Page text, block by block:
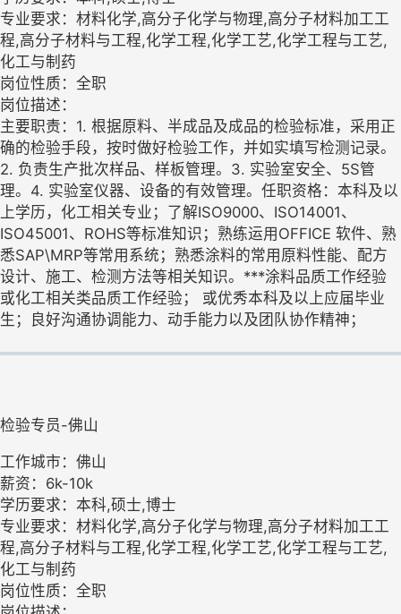
专业要求：材料化学,高分子化学与物理,高分子材料加工工
程,高分子材料与工程,化学工程,化学工艺,化学工程与工艺,
化工与制药
岗位性质：全职
岗位描述：
主要职责：1. 根据原料、半成品及成品的检验标准，采用正
确的检验手段，按时做好检验工作，并如实填写检测记录。
2. 负责生产批次样品、样板管理。3. 实验室安全、5S管
理。4. 实验室仪器、设备的有效管理。任职资格：本科及以
上学历，化工相关专业；了解ISO9000、ISO14001、
ISO45001、ROHS等标准知识；熟练运用OFFICE 软件、熟
悉SAP\MRP等常用系统；熟悉涂料的常用原料性能、配方
设计、施工、检测方法等相关知识。***涂料品质工作经验
或化工相关类品质工作经验； 或优秀本科及以上应届毕业
生；良好沟通协调能力、动手能力以及团队协作精神；
检验专员-佛山
工作城市：佛山
薪资：6k-10k
学历要求：本科,硕士,博士
专业要求：材料化学,高分子化学与物理,高分子材料加工工
程,高分子材料与工程,化学工程,化学工艺,化学工程与工艺,
化工与制药
岗位性质：全职